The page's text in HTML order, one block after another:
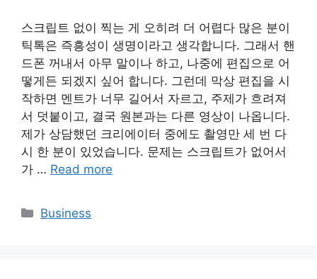
스크립트 없이 찍는 게 오히려 더 어렵다 많은 분이
틱톡은 즉흥성이 생명이라고 생각합니다. 그래서 핸
드폰 꺼내서 아무 말이나 하고, 나중에 편집으로 어
떻게든 되겠지 싶어 합니다. 그런데 막상 편집을 시
작하면 멘트가 너무 길어서 자르고, 주제가 흐려져
서 덧붙이고, 결국 원본과는 다른 영상이 나옵니다.
제가 상담했던 크리에이터 중에도 촬영만 세 번 다
시 한 분이 있었습니다. 문제는 스크립트가 없어서
가 … Read more
Categories
Business